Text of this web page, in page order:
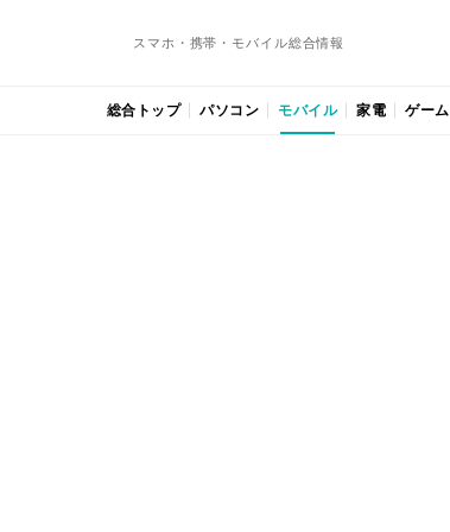
スマホ・携帯・モバイル総合情報
総合トップ パソコン モバイル 家電 ゲーム